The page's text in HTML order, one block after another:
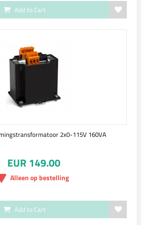
Add to Cart
2x0-115V 160VA
EUR 149.00
Alleen op bestelling
Add to Cart